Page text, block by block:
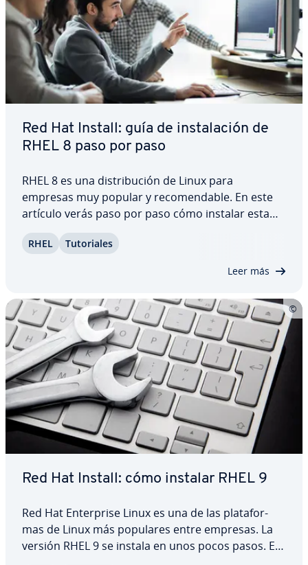
Red Hat Install: guía de in­s­ta­la­ción de
RHEL 8 paso por paso
RHEL 8 es una di­s­tri­bu­ción de Linux para
empresas muy popular y re­co­me­n­da­ble. En este
artículo verás paso por paso cómo instalar esta
a co­n­fi­gu­rar­la según tus ne­ce­si­da­des. También te
RHEL Tu­to­ria­les
Leer más
Red Hat Install: cómo instalar RHEL 9
Red Hat En­te­r­pri­se Linux es una de las pla­ta­fo­r­
mas de Linux más populares entre empresas. La
versión RHEL 9 se instala en unos pocos pasos. En